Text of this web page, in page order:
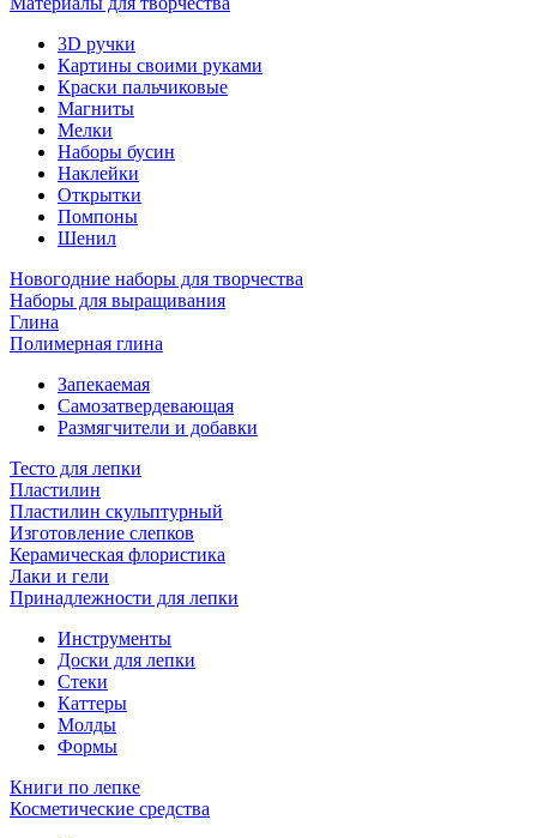
3D ручки
Картины своими руками
Краски пальчиковые
Магниты
Мелки
Наборы бусин
Наклейки
Открытки
Помпоны
Шенил
Новогодние наборы для творчества
Наборы для выращивания
Глина
Полимерная глина
Запекаемая
Самозатвердевающая
Размягчители и добавки
Тесто для лепки
Пластилин
Пластилин скульптурный
Изготовление слепков
Керамическая флористика
Лаки и гели
Принадлежности для лепки
Инструменты
Доски для лепки
Стеки
Каттеры
Молды
Формы
Книги по лепке
Косметические средства